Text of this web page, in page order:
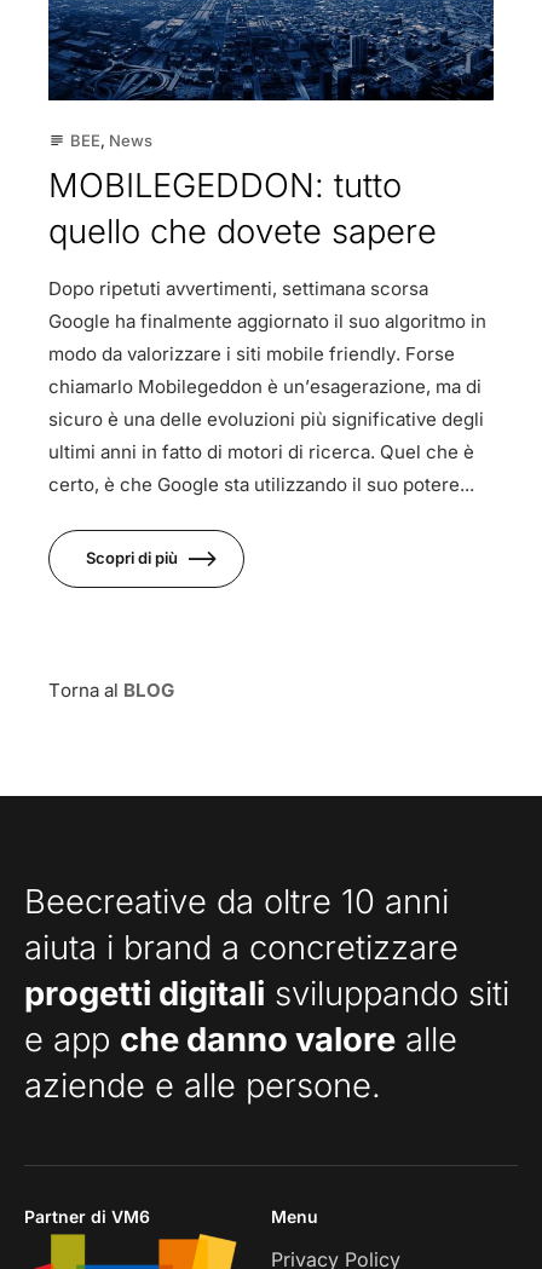
subject BEE, News
MOBILEGEDDON: tutto
quello che dovete sapere
Dopo ripetuti avvertimenti, settimana scorsa
Google ha finalmente aggiornato il suo algoritmo in
modo da valorizzare i siti mobile friendly. Forse
chiamarlo Mobilegeddon è un’esagerazione, ma di
sicuro è una delle evoluzioni più significative degli
ultimi anni in fatto di motori di ricerca. Quel che è
certo, è che Google sta utilizzando il suo potere...
Scopri di più
Torna al BLOG
Beecreative da oltre 10 anni
aiuta i brand a concretizzare
progetti digitali sviluppando siti
e app che danno valore alle
aziende e alle persone.
Partner di VM6 Menu
Privacy Policy